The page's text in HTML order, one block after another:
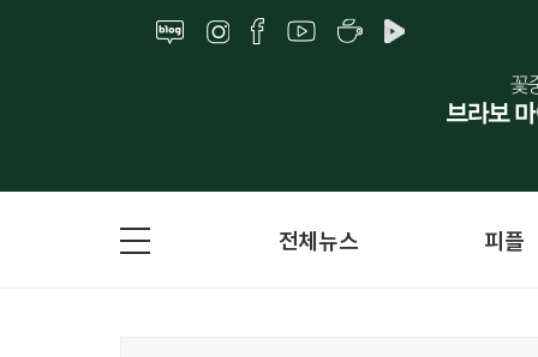
전체뉴스 피플